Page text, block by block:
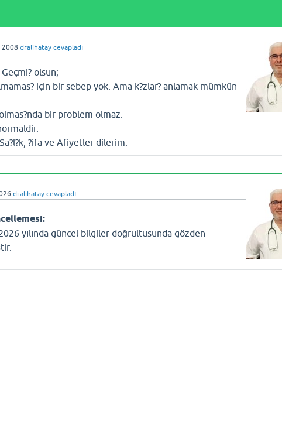
2008 dralihatay cevapladı
olsun;
için bir sebep yok. Ama k?zlar? anlamak mümkün
bir problem olmaz.
?ifa ve Afiyetler dilerim.
dralihatay cevapladı
yılında güncel bilgiler doğrultusunda gözden